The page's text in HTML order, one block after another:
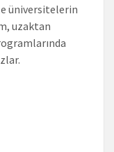
üniversitelerin
uzaktan